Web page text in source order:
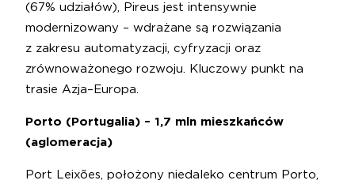
(67% udziałów), Pireus jest intensywnie
modernizowany – wdrażane są rozwiązania
z zakresu automatyzacji, cyfryzacji oraz
zrównoważonego rozwoju. Kluczowy punkt na
trasie Azja–Europa.
Porto (Portugalia) – 1,7 mln mieszkańców
(aglomeracja)
Port Leixões, położony niedaleko centrum Porto,